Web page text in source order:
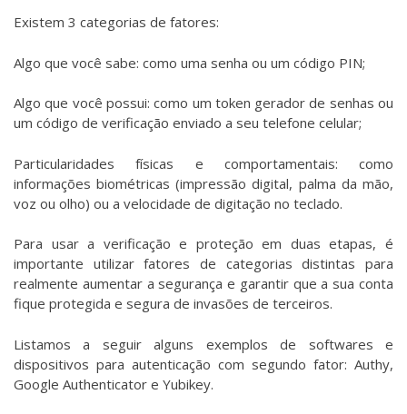
Existem 3 categorias de fatores:
Algo que você sabe: como uma senha ou um código PIN;
Algo que você possui: como um token gerador de senhas ou
um código de verificação enviado a seu telefone celular;
Particularidades físicas e comportamentais: como
informações biométricas (impressão digital, palma da mão,
voz ou olho) ou a velocidade de digitação no teclado.
Para usar a verificação e proteção em duas etapas, é
importante utilizar fatores de categorias distintas para
realmente aumentar a segurança e garantir que a sua conta
fique protegida e segura de invasões de terceiros.
Listamos a seguir alguns exemplos de softwares e
dispositivos para autenticação com segundo fator: Authy,
Google Authenticator e Yubikey.